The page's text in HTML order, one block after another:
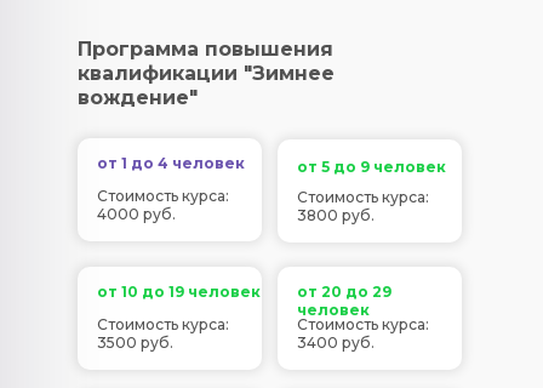
Программа повышения
квалификации "Зимнее
вождение"
от 1 до 4 человек
Стоимость курса:
4000 руб.
от 5 до 9 человек
от 10 до 19 человек
от 20 до 29
человек
Стоимость курса:
3800 руб.
Стоимость курса:
3500 руб.
Стоимость курса:
3400 руб.